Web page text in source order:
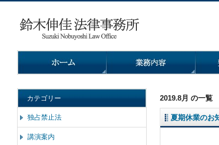
2019.8月 の一覧
夏期休業のお
カテゴリー
独占禁止法
講演案内